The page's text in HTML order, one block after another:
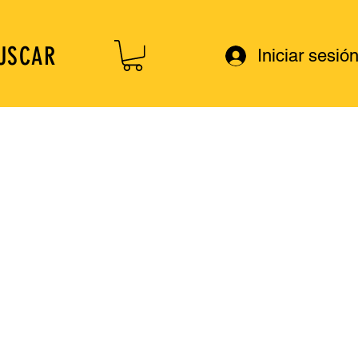
Iniciar sesión